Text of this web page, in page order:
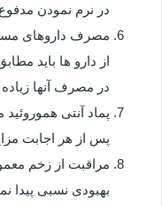
در نرم نمودن
مصرف داروهای
از دارو ها باید
در مصرف آنها
پماد آنتی
پس از هر اجابت
مراقبت از زخم
بهبودی نسبی پیدا